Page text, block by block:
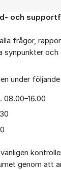
och
frågor,
synpunkter
under
08.00–16.00
genom att